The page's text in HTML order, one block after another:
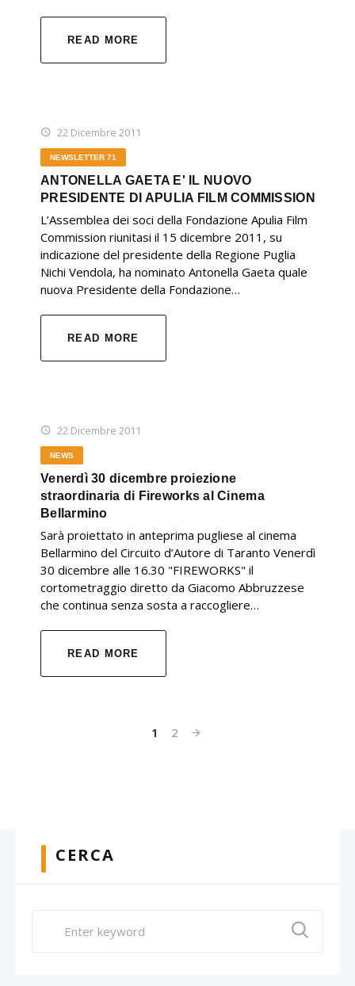
READ MORE
22 Dicembre 2011
NEWSLETTER 71
ANTONELLA GAETA E' IL NUOVO
PRESIDENTE DI APULIA FILM COMMISSION
L’Assemblea dei soci della Fondazione Apulia Film
Commission riunitasi il 15 dicembre 2011, su
indicazione del presidente della Regione Puglia
Nichi Vendola, ha nominato Antonella Gaeta quale
nuova Presidente della Fondazione…
READ MORE
22 Dicembre 2011
NEWS
Venerdì 30 dicembre proiezione
straordinaria di Fireworks al Cinema
Bellarmino
Sarà proiettato in anteprima pugliese al cinema
Bellarmino del Circuito d’Autore di Taranto Venerdì
30 dicembre alle 16.30 "FIREWORKS" il
cortometraggio diretto da Giacomo Abbruzzese
che continua senza sosta a raccogliere…
READ MORE
1 2
CERCA